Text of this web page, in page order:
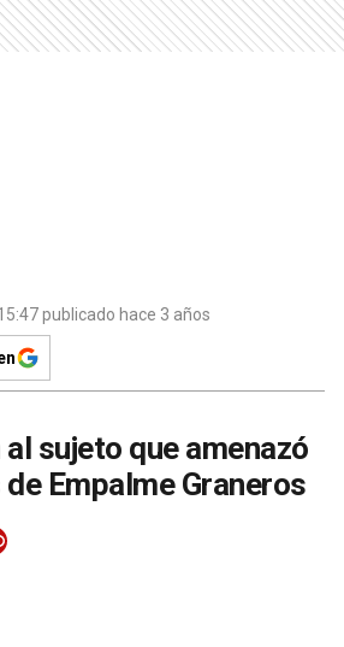
publicado hace 3 años
sujeto que amenazó
Empalme Graneros